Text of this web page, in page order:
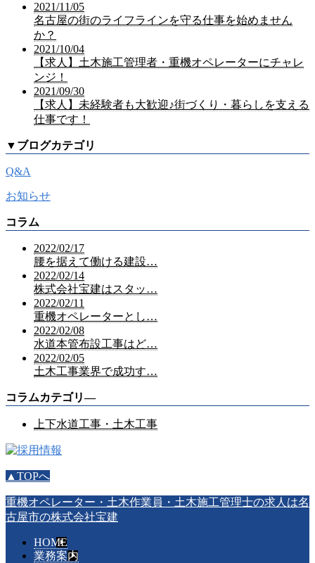
2021/11/05
名古屋の街のライフラインを守る仕事を始めません
か？
2021/10/04
【求人】土木施工管理者・重機オペレーターにチャレ
ンジ！
2021/09/30
【求人】未経験者も大歓迎♪街づくり・暮らしを支える
仕事です！
▼ ブログカテゴリ
Q&A
お知らせ
コラム
2022/02/17
腰を据えて働ける建設…
2022/02/14
株式会社宝建はスタッ…
2022/02/11
重機オペレーターとし…
2022/02/08
水道本管布設工事はど…
2022/02/05
土木工事業界で成功す…
コラムカテゴリ―
上下水道工事・土木工事
▲TOPへ
重機オペレーター・土木作業員・土木施工管理士の求人は名
古屋市の株式会社宝建
HOME
業務案内